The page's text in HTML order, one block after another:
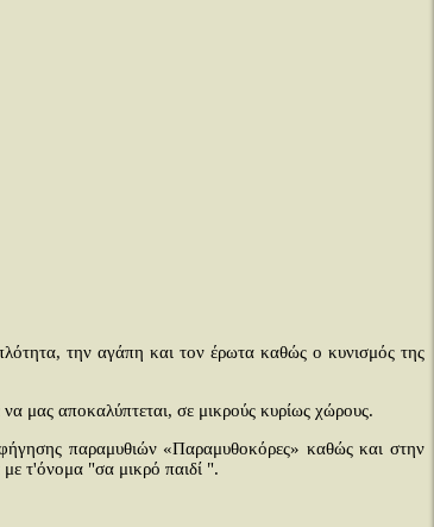
την αγάπη και τον έρωτα καθώς ο κυνισμός της
μας αποκαλύπτεται, σε μικρούς κυρίως χώρους.
παραμυθιών «Παραμυθοκόρες» καθώς και στην
τ'όνομα "σα μικρό παιδί ".